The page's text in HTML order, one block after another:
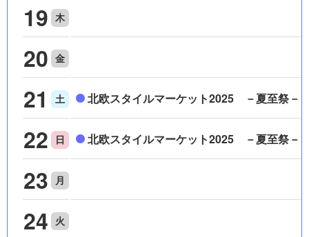
19 木
20 金
21 土 北欧スタイルマーケット2025 －夏至祭－
22 日 北欧スタイルマーケット2025 －夏至祭－
23 月
24 火